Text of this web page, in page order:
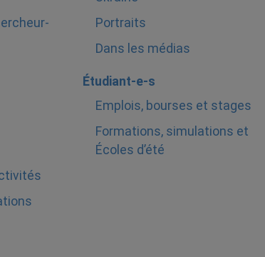
Portraits
Dans les médias
Étudiant-e-s
Emplois, bourses et stages
Formations, simulations et
Écoles d’été